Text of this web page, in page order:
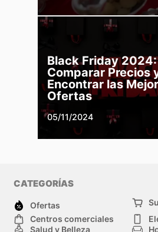
Black Friday
Comparar Precios
Encontrar las
Ofertas
05/11/2024
CATEGORÍAS
Ofertas
Centros comerciales
Salud y Belleza